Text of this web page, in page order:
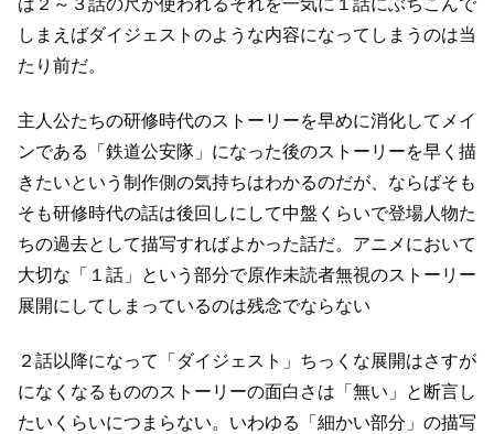
しまえばダイジェストのような内容になってしまうのは当
たり前だ。
主人公たちの研修時代のストーリーを早めに消化して メイ
ンである「鉄道公安隊」になった後のストーリーを早く描
きたいという 制作側の気持ちはわかるのだが、ならばそも
そも研修時代の話は後回しにして中盤くらいで登場人物た
ちの過去として描写すればよかった話だ。 アニメにおいて
大切な「１話」という部分で原作未読者無視のストーリー
展開にしてしまっているのは残念でならない
２話以降になって「ダイジェスト」ちっくな展開はさすが
になくなるもののストーリーの面白さは「無い」と断言し
たいくらいにつまらない。 いわゆる「細かい部分」の描写